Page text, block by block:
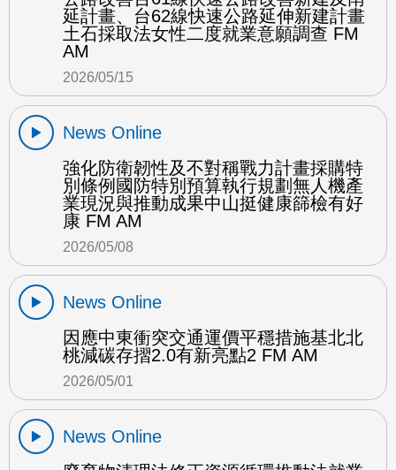
延計畫、台62線快速公路延伸新建計畫
土石採取法女性二度就業意願調查 FM
AM
2026/05/15
News Online
強化防衛韌性及不對稱戰力計畫採購特
別條例國防特別預算執行規劃無人機產
業現況與推動成果中山挺健康篩檢有好
康 FM AM
2026/05/08
News Online
因應中東衝突交通運價平穩措施基北北
桃減碳存摺2.0有新亮點2 FM AM
2026/05/01
News Online